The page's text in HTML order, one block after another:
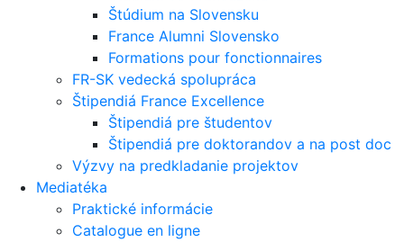
Štúdium na Slovensku
France Alumni Slovensko
Formations pour fonctionnaires
FR-SK vedecká spolupráca
Štipendiá France Excellence
Štipendiá pre študentov
Štipendiá pre doktorandov a na post doc
Výzvy na predkladanie projektov
Mediatéka
Praktické informácie
Catalogue en ligne